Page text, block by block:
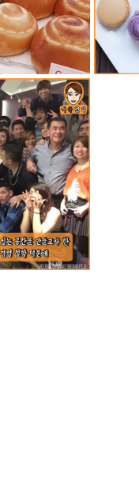
Canyon-맛집/여행지
Campton-맛집/여행지